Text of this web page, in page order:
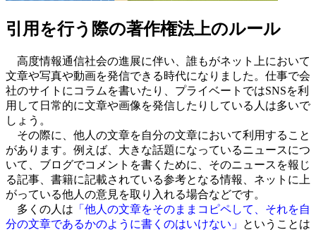
引用を行う際の著作権法上のルール
高度情報通信社会の進展に伴い、誰もがネット上において
文章や写真や動画を発信できる時代になりました。仕事で会
社のサイトにコラムを書いたり、プライベートではSNSを利
用して日常的に文章や画像を発信したりしている人は多いで
しょう。
その際に、他人の文章を自分の文章において利用すること
があります。例えば、大きな話題になっているニュースにつ
いて、ブログでコメントを書くために、そのニュースを報じ
る記事、書籍に記載されている参考となる情報、ネットに上
がっている他人の意見を取り入れる場合などです。
多くの人は 「他人の文章をそのままコピペして、それを自
分の文章であるかのように書くのはいけない」
ということは